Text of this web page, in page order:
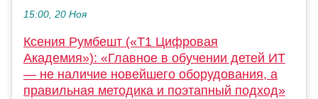
15:00, 20 Ноя
Ксения Румбешт («Т1 Цифровая
Академия»): «Главное в обучении детей ИТ
— не наличие новейшего оборудования, а
правильная методика и поэтапный подход»